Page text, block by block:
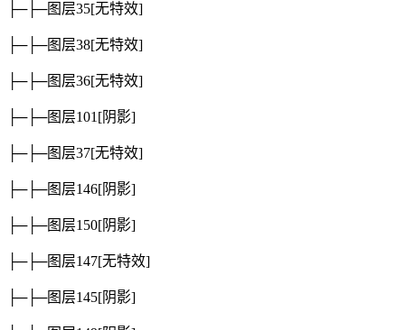
├─├─图层35[无特效]
├─├─图层38[无特效]
├─├─图层36[无特效]
├─├─图层101[阴影]
├─├─图层37[无特效]
├─├─图层146[阴影]
├─├─图层150[阴影]
├─├─图层147[无特效]
├─├─图层145[阴影]